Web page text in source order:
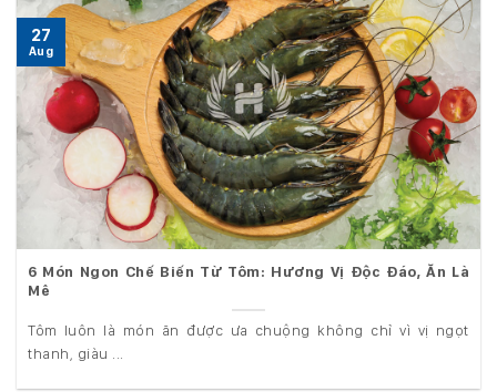
6 Món Ngon Chế Biến Từ Tôm: Hương Vị Độc Đáo, Ăn Là
Mê
Tôm luôn là món ăn được ưa chuộng không chỉ vì vị ngọt
thanh, giàu ...
27
Aug